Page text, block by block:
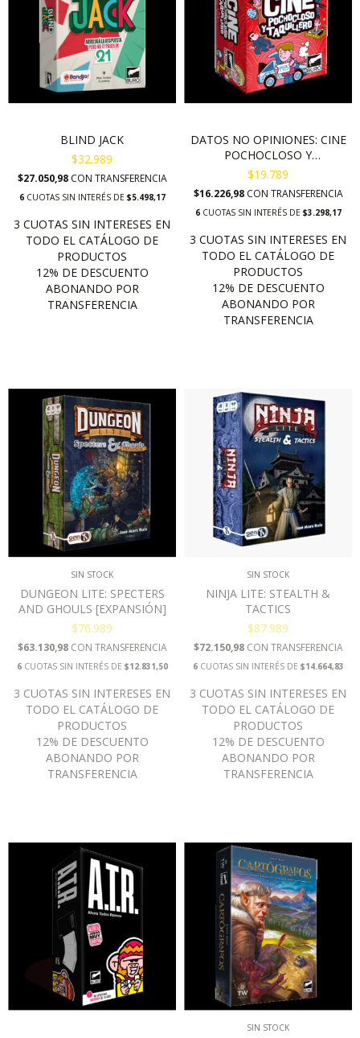
BLIND JACK
$32.989
$27.050,98 CON TRANSFERENCIA
6CUOTAS SIN INTERÉS DE $5.498,17
DATOS NO OPINIONES: CINE
POCHOCLOSO Y
TAQUILLERO
$19.789
$16.226,98 CON TRANSFERENCIA
6CUOTAS SIN INTERÉS DE $3.298,17
SIN STOCK
DUNGEON LITE: SPECTERS
AND GHOULS [EXPANSIÓN]
$76.989
$63.130,98 CON TRANSFERENCIA
6CUOTAS SIN INTERÉS DE $12.831,50
SIN STOCK
NINJA LITE: STEALTH &
TACTICS
$87.989
$72.150,98 CON TRANSFERENCIA
6CUOTAS SIN INTERÉS DE $14.664,83
SIN STOCK